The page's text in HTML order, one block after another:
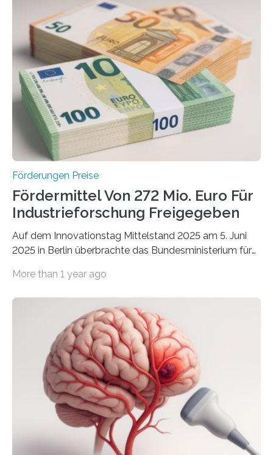
Förderungen Preise
Fördermittel Von 272 Mio. Euro Für
Industrieforschung Freigegeben
Auf dem Innovationstag Mittelstand 2025 am 5. Juni
2025 in Berlin überbrachte das Bundesministerium für
Überplanmäßige Verpflichtungsermächtigungen in
Woche vom Haushaltsausschuss freigegeben – unter
anderem zur Unterstützung der
Industrieforschungsprogramme Industrielle
Gemeinschaftsforschung (IGF), Zentrales
Innovationsprogramm Mittelstand (ZIM) und
Innovationskompetenz INNO-KOM. Auf dem
Innovationstag Mittelstand 2025 am 5. Juni 2025 in
Berlin überbrachte das Bundesministerium für
Wirtschaft und Energie eine gute Nachricht:
Überplanmäßige Verpflichtungsermächtigungen in
More than 1 year ago